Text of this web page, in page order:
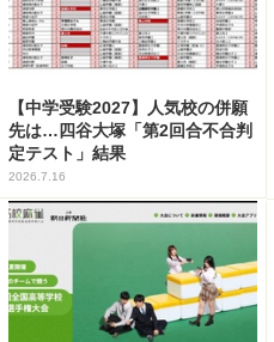
【中学受験2027】人気校の併願
先は…四谷大塚「第2回合不合判
定テスト」結果
2026.7.16